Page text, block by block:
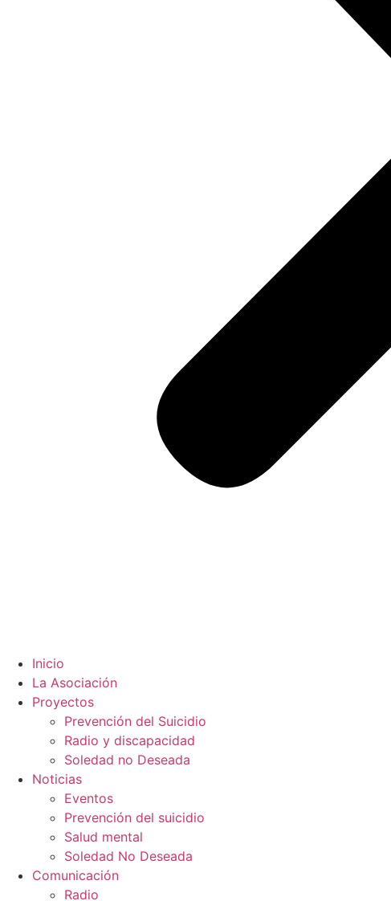
Inicio
La Asociación
Proyectos
Prevención del Suicidio
Radio y discapacidad
Soledad no Deseada
Noticias
Eventos
Prevención del suicidio
Salud mental
Soledad No Deseada
Comunicación
Radio